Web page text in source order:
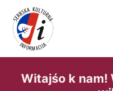
Witajśo k nam!